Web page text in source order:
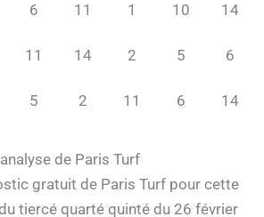
6 11 1 10 14
11 14 2 5 6
5 2 11 6 14
de Paris Turf
gratuit de Paris Turf pour cette
tiercé quarté quinté du 26 février